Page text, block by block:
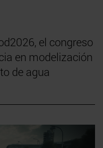
el congreso
en modelización
de agua